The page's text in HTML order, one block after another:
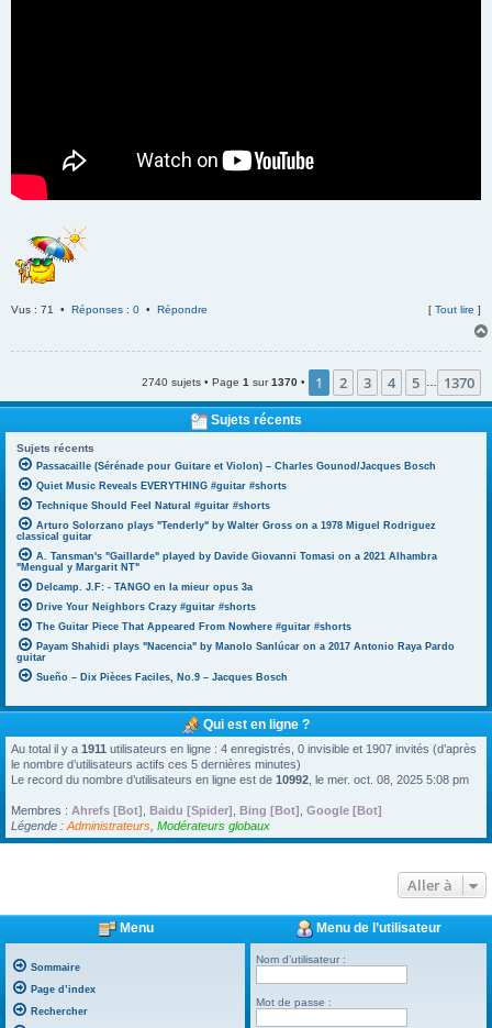
Vus : 71 • Réponses : 0 • Répondre [ Tout lire ]
2740 sujets • Page 1 sur1370 • 1 2 3 4 5 1370
Sujets récents
Sujets récents
Passacaille (Sérénade pour Guitare et Violon) – Charles Gounod/Jacques Bosch
Quiet Music Reveals EVERYTHING #guitar #shorts
Technique Should Feel Natural #guitar #shorts
Arturo Solorzano plays "Tenderly" by Walter Gross on a 1978 Miguel Rodriguez
classical guitar
A. Tansman's "Gaillarde" played by Davide Giovanni Tomasi on a 2021 Alhambra
"Mengual y Margarit NT"
Delcamp. J.F: - TANGO en la mieur opus 3a
Drive Your Neighbors Crazy #guitar #shorts
The Guitar Piece That Appeared From Nowhere #guitar #shorts
Payam Shahidi plays "Nacencia" by Manolo Sanlúcar on a 2017 Antonio Raya Pardo
guitar
Sueño – Dix Pièces Faciles, No.9 – Jacques Bosch
Qui est en ligne ?
Au total il y a 1911 utilisateurs en ligne : 4 enregistrés, 0 invisible et 1907 invités (d’après
le nombre d’utilisateurs actifs ces 5 dernières minutes)
Le record du nombre d’utilisateurs en ligne est de 10992 , le mer. oct. 08, 2025 5:08 pm
Membres : Ahrefs [Bot] Baidu [Spider] Bing [Bot] Google [Bot]
Légende : Administrateurs Modérateurs globaux
Aller à
Menu
Sommaire
Page d’index
Rechercher
Menu de l’utilisateur
Nom d’utilisateur :
Mot de passe :